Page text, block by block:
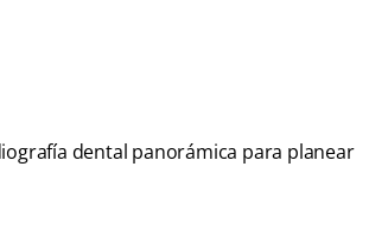
dental panorámica para planear